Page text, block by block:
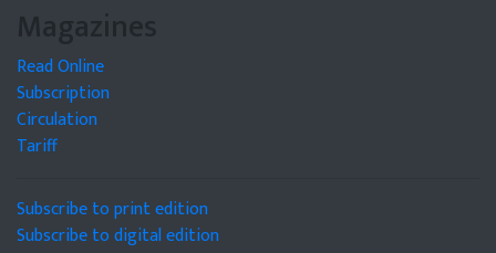
Magazines
Read Online
Subscription
Circulation
Tariff
Subscribe to print edition
Subscribe to digital edition